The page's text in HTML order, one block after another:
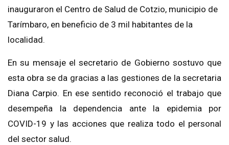
inauguraron el Centro de Salud de Cotzio, municipio de
Tarímbaro, en beneficio de 3 mil habitantes de la
localidad.
En su mensaje el secretario de Gobierno sostuvo que
esta obra se da gracias a las gestiones de la secretaria
Diana Carpio. En ese sentido reconoció el trabajo que
desempeña la dependencia ante la epidemia por
COVID-19 y las acciones que realiza todo el personal
del sector salud.